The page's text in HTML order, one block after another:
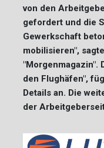
von den
gefordert und die
Gewerkschaft
mobilisieren",
"Morgenmagazin".
den Flughäfen",
Details an. Die
der